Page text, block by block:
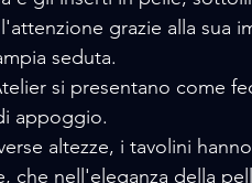
grazie alla sua
seduta.
si presentano come
appoggio.
altezze, i tavolini
che nell'eleganza della